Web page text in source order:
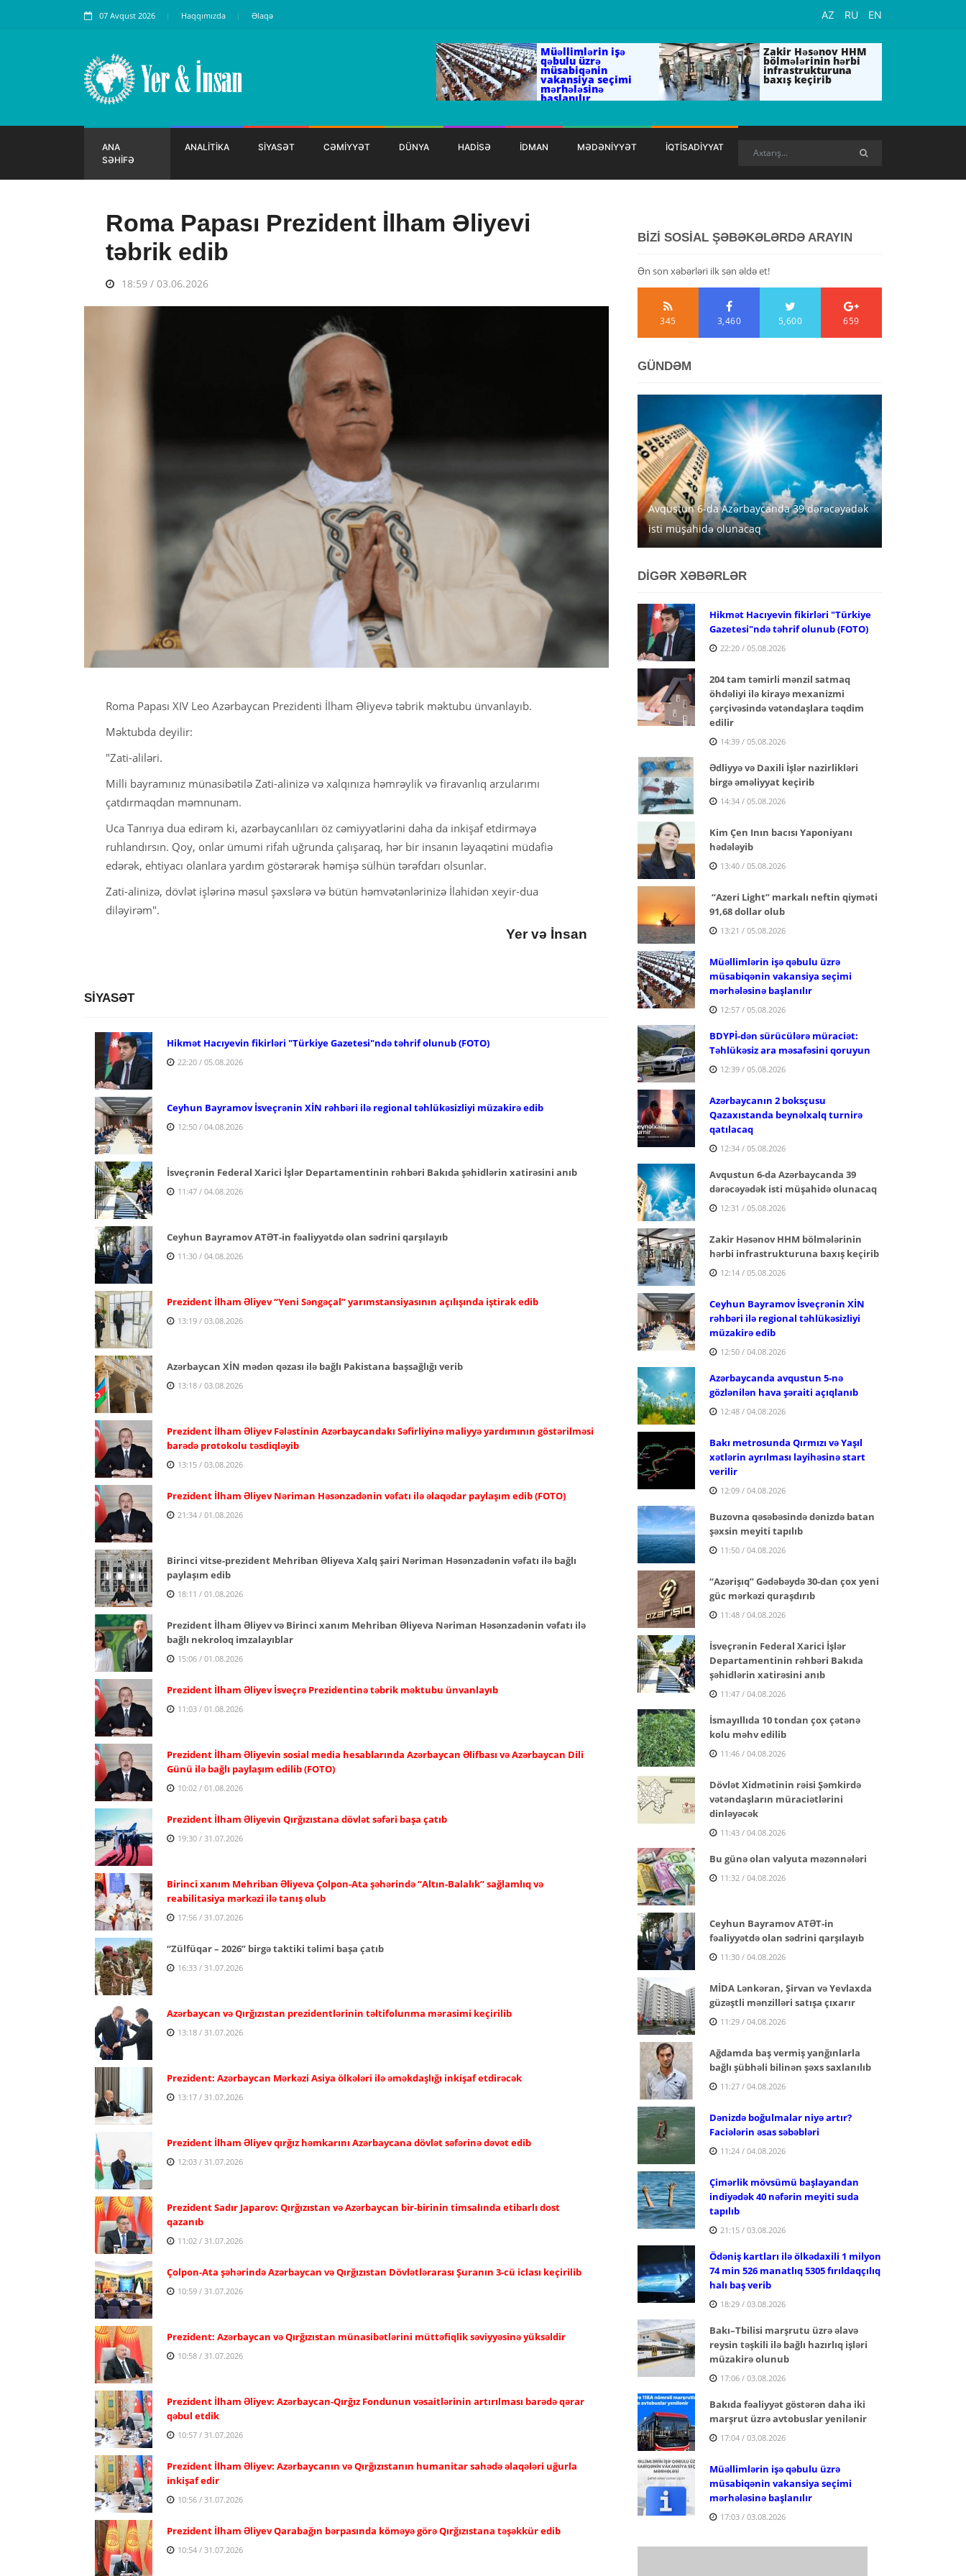
07 Avqust 2026 Haqqımızda Əlaqə AZ RU EN
Müəllimlərin işə
qəbulu üzrə
müsabiqənin
vakansiya seçimi
mərhələsinə
başlanılır
Zakir Həsənov HHM
bölmələrinin hərbi
infrastrukturuna
baxış keçirib
ANA
SƏHİFƏ
ANALİTİKA SİYASƏT CƏMİYYƏT DÜNYA HADİSƏ İDMAN MƏDƏNİYYƏT İQTİSADİYYAT
Roma Papası Prezident İlham Əliyevi
təbrik edib
18:59 / 03.06.2026
Roma Papası XIV Leo Azərbaycan Prezidenti İlham Əliyevə təbrik məktubu ünvanlayıb.
Məktubda deyilir:
"Zati-aliləri.
Milli bayramınız münasibətilə Zati-alinizə və xalqınıza həmrəylik və firavanlıq arzularımı
çatdırmaqdan məmnunam.
Uca Tanrıya dua edirəm ki, azərbaycanlıları öz cəmiyyətlərini daha da inkişaf etdirməyə
ruhlandırsın. Qoy, onlar ümumi rifah uğrunda çalışaraq, hər bir insanın ləyaqətini müdafiə
edərək, ehtiyacı olanlara yardım göstərərək həmişə sülhün tərəfdarı olsunlar.
Zati-alinizə, dövlət işlərinə məsul şəxslərə və bütün həmvətənlərinizə İlahidən xeyir-dua
diləyirəm".
Yer və İnsan
SİYASƏT
Hikmət Hacıyevin fikirləri "Türkiye Gazetesi"ndə təhrif olunub (FOTO)
22:20 / 05.08.2026
Ceyhun Bayramov İsveçrənin XİN rəhbəri ilə regional təhlükəsizliyi müzakirə edib
12:50 / 04.08.2026
İsveçrənin Federal Xarici İşlər Departamentinin rəhbəri Bakıda şəhidlərin xatirəsini anıb
11:47 / 04.08.2026
Ceyhun Bayramov ATƏT-in fəaliyyətdə olan sədrini qarşılayıb
11:30 / 04.08.2026
Prezident İlham Əliyev “Yeni Səngəçal” yarımstansiyasının açılışında iştirak edib
13:19 / 03.08.2026
Azərbaycan XİN mədən qəzası ilə bağlı Pakistana başsağlığı verib
13:18 / 03.08.2026
Prezident İlham Əliyev Fələstinin Azərbaycandakı Səfirliyinə maliyyə yardımının göstərilməsi
barədə protokolu təsdiqləyib
13:15 / 03.08.2026
Prezident İlham Əliyev Nəriman Həsənzadənin vəfatı ilə əlaqədar paylaşım edib (FOTO)
21:34 / 01.08.2026
Birinci vitse-prezident Mehriban Əliyeva Xalq şairi Nəriman Həsənzadənin vəfatı ilə bağlı
paylaşım edib
18:11 / 01.08.2026
Prezident İlham Əliyev və Birinci xanım Mehriban Əliyeva Nəriman Həsənzadənin vəfatı ilə
bağlı nekroloq imzalayıblar
15:06 / 01.08.2026
Prezident İlham Əliyev İsveçrə Prezidentinə təbrik məktubu ünvanlayıb
11:03 / 01.08.2026
Prezident İlham Əliyevin sosial media hesablarında Azərbaycan Əlifbası və Azərbaycan Dili
Günü ilə bağlı paylaşım edilib (FOTO)
10:02 / 01.08.2026
Prezident İlham Əliyevin Qırğızıstana dövlət səfəri başa çatıb
19:30 / 31.07.2026
Birinci xanım Mehriban Əliyeva Çolpon-Ata şəhərində “Altın-Balalık” sağlamlıq və
reabilitasiya mərkəzi ilə tanış olub
17:56 / 31.07.2026
“Zülfüqar – 2026” birgə taktiki təlimi başa çatıb
16:33 / 31.07.2026
Azərbaycan və Qırğızıstan prezidentlərinin təltifolunma mərasimi keçirilib
13:18 / 31.07.2026
Prezident: Azərbaycan Mərkəzi Asiya ölkələri ilə əməkdaşlığı inkişaf etdirəcək
13:17 / 31.07.2026
Prezident İlham Əliyev qırğız həmkarını Azərbaycana dövlət səfərinə dəvət edib
12:03 / 31.07.2026
Prezident Sadır Japarov: Qırğızıstan və Azərbaycan bir-birinin timsalında etibarlı dost
qazanıb
11:02 / 31.07.2026
Çolpon-Ata şəhərində Azərbaycan və Qırğızıstan Dövlətlərarası Şuranın 3-cü iclası keçirilib
10:59 / 31.07.2026
Prezident: Azərbaycan və Qırğızıstan münasibətlərini müttəfiqlik səviyyəsinə yüksəldir
10:58 / 31.07.2026
Prezident İlham Əliyev: Azərbaycan-Qırğız Fondunun vəsaitlərinin artırılması barədə qərar
qəbul etdik
10:57 / 31.07.2026
Prezident İlham Əliyev: Azərbaycanın və Qırğızıstanın humanitar sahədə əlaqələri uğurla
inkişaf edir
10:56 / 31.07.2026
Prezident İlham Əliyev Qarabağın bərpasında köməyə görə Qırğızıstana təşəkkür edib
10:54 / 31.07.2026
BİZİ SOSİAL ŞƏBƏKƏLƏRDƏ ARAYIN
Ən son xəbərləri ilk sən əldə et!
345 3,460 5,600 659
GÜNDƏM
Avqustun 6-da Azərbaycanda 39 dərəcəyədək
isti müşahidə olunacaq
DİGƏR XƏBƏRLƏR
Hikmət Hacıyevin fikirləri "Türkiye
Gazetesi"ndə təhrif olunub (FOTO)
22:20 / 05.08.2026
204 tam təmirli mənzil satmaq
öhdəliyi ilə kirayə mexanizmi
çərçivəsində vətəndaşlara təqdim
edilir
14:39 / 05.08.2026
Ədliyyə və Daxili İşlər nazirlikləri
birgə əməliyyat keçirib
14:34 / 05.08.2026
Kim Çen Inın bacısı Yaponiyanı
hədələyib
13:40 / 05.08.2026
“Azeri Light” markalı neftin qiyməti
91,68 dollar olub
13:21 / 05.08.2026
Müəllimlərin işə qəbulu üzrə
müsabiqənin vakansiya seçimi
mərhələsinə başlanılır
12:57 / 05.08.2026
BDYPİ-dən sürücülərə müraciət:
Təhlükəsiz ara məsafəsini qoruyun
12:39 / 05.08.2026
Azərbaycanın 2 boksçusu
Qazaxıstanda beynəlxalq turnirə
qatılacaq
12:34 / 05.08.2026
Avqustun 6-da Azərbaycanda 39
dərəcəyədək isti müşahidə olunacaq
12:31 / 05.08.2026
Zakir Həsənov HHM bölmələrinin
hərbi infrastrukturuna baxış keçirib
12:14 / 05.08.2026
Ceyhun Bayramov İsveçrənin XİN
rəhbəri ilə regional təhlükəsizliyi
müzakirə edib
12:50 / 04.08.2026
Azərbaycanda avqustun 5-nə
gözlənilən hava şəraiti açıqlanıb
12:48 / 04.08.2026
Bakı metrosunda Qırmızı və Yaşıl
xətlərin ayrılması layihəsinə start
verilir
12:09 / 04.08.2026
Buzovna qəsəbəsində dənizdə batan
şəxsin meyiti tapılıb
11:50 / 04.08.2026
“Azərişıq” Gədəbəydə 30-dan çox yeni
güc mərkəzi quraşdırıb
11:48 / 04.08.2026
İsveçrənin Federal Xarici İşlər
Departamentinin rəhbəri Bakıda
şəhidlərin xatirəsini anıb
11:47 / 04.08.2026
İsmayıllıda 10 tondan çox çətənə
kolu məhv edilib
11:46 / 04.08.2026
Dövlət Xidmətinin rəisi Şəmkirdə
vətəndaşların müraciətlərini
dinləyəcək
11:43 / 04.08.2026
Bu günə olan valyuta məzənnələri
11:32 / 04.08.2026
Ceyhun Bayramov ATƏT-in
fəaliyyətdə olan sədrini qarşılayıb
11:30 / 04.08.2026
MİDA Lənkəran, Şirvan və Yevlaxda
güzəştli mənzilləri satışa çıxarır
11:29 / 04.08.2026
Ağdamda baş vermiş yanğınlarla
bağlı şübhəli bilinən şəxs saxlanılıb
11:27 / 04.08.2026
Dənizdə boğulmalar niyə artır?
Faciələrin əsas səbəbləri
11:24 / 04.08.2026
Çimərlik mövsümü başlayandan
indiyədək 40 nəfərin meyiti suda
tapılıb
21:15 / 03.08.2026
Ödəniş kartları ilə ölkədaxili 1 milyon
74 min 526 manatlıq 5305 fırıldaqçılıq
halı baş verib
18:29 / 03.08.2026
Bakı–Tbilisi marşrutu üzrə əlavə
reysin təşkili ilə bağlı hazırlıq işləri
müzakirə olunub
17:06 / 03.08.2026
Bakıda fəaliyyət göstərən daha iki
marşrut üzrə avtobuslar yenilənir
17:04 / 03.08.2026
Müəllimlərin işə qəbulu üzrə
müsabiqənin vakansiya seçimi
mərhələsinə başlanılır
17:03 / 03.08.2026